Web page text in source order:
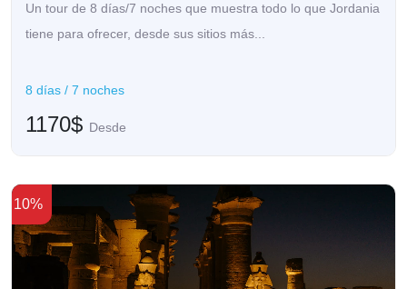
Un tour de 8 días/7 noches que muestra todo lo que Jordania
tiene para ofrecer, desde sus sitios más...
8 días / 7 noches
1170$ Desde
10%